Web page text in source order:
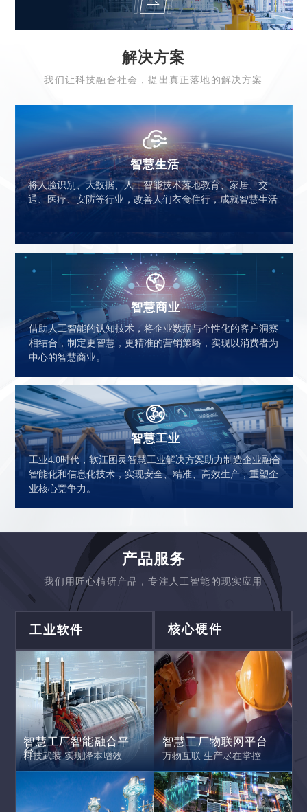
解决方案
我们让科技融合社会，提出真正落地的解决方案
智慧生活
将人脸识别、大数据、人工智能技术落地教育、家居、交
通、医疗、安防等行业，改善人们衣食住行，成就智慧生活
智慧商业
借助人工智能的认知技术，将企业数据与个性化的客户洞察
相结合，制定更智慧，更精准的营销策略，实现以消费者为
中心的智慧商业。
智慧工业
工业4.0时代，软江图灵智慧工业解决方案助力制造企业融合
智能化和信息化技术，实现安全、精准、高效生产，重塑企
业核心竞争力。
产品服务
我们用匠心精研产品，专注人工智能的现实应用
工业软件 核心硬件
智慧工厂智能融合平
台
科技武装 实现降本增效
智慧工厂智能融合平台
科技武装 实现降本增效
智慧工厂物联网平台
万物互联 生产尽在掌控
智慧工厂物联网平台
万物互联 生产尽在掌控
工业互联网平台 大数据可视化平台